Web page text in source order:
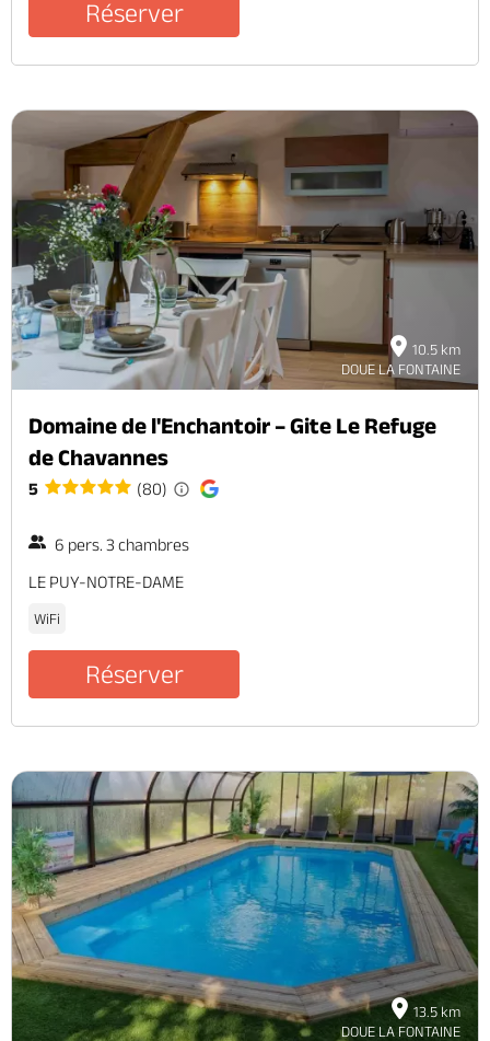
Réserver
10.5 km
DOUE LA FONTAINE
Domaine de l'Enchantoir – Gite Le Refuge
de Chavannes
5 (80)
6 pers. 3 chambres
LE PUY-NOTRE-DAME
WiFi
Réserver
13.5 km
DOUE LA FONTAINE